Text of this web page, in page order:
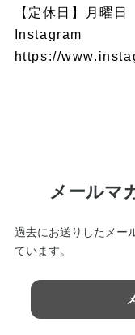
【定休日】月曜日
Instagram
https://
メールマ
過去にお送りしたメー
ています。